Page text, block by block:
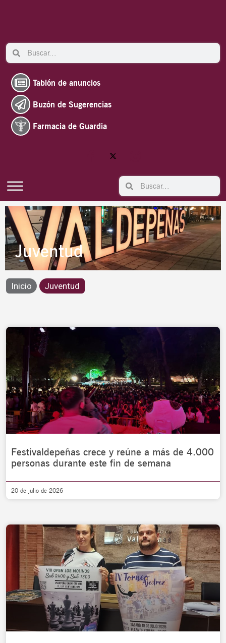
Search Search
Tablón de anuncios
Buzón de Sugerencias
Farmacia de Guardia
Search Search
Juventud
Inicio Juventud
Festivaldepeñas crece y reúne a más de 4.000
personas durante este fin de semana
20 de julio de 2026